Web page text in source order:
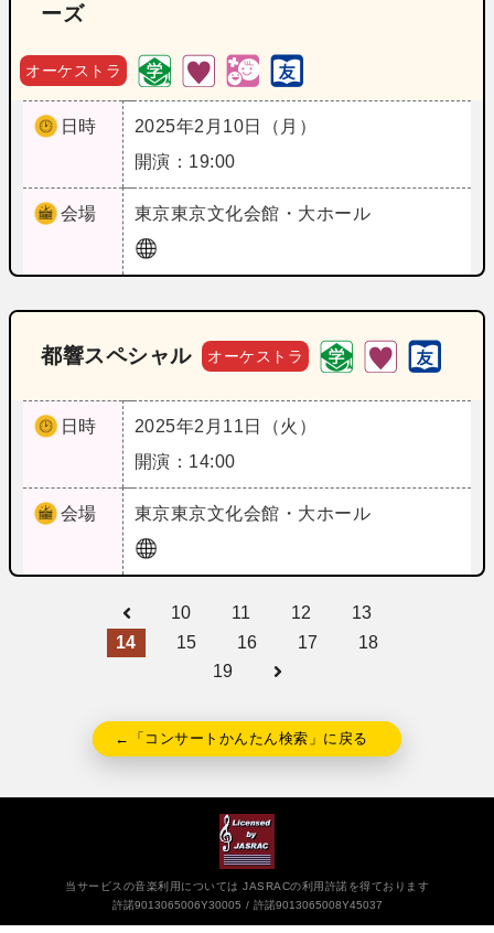
ーズ
オーケストラ
日時
2025年2月10日（月）
開演：19:00
会場 東京東京文化会館・大ホール
都響スペシャル オーケストラ
日時
2025年2月11日（火）
開演：14:00
会場 東京東京文化会館・大ホール
10 11 12
13
14
15 16 17
18
19
←「コンサートかんたん検索」に戻る
当サービスの音楽利用については JASRACの利用許諾を得ております
許諾9013065006Y30005
許諾9013065008Y45037